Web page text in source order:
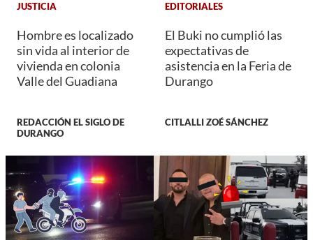
JUSTICIA
Hombre es localizado
sin vida al interior de
vivienda en colonia
Valle del Guadiana
REDACCIÓN EL SIGLO DE
DURANGO
EDITORIALES
El Buki no cumplió las
expectativas de
asistencia en la Feria de
Durango
CITLALLI ZOÉ SÁNCHEZ